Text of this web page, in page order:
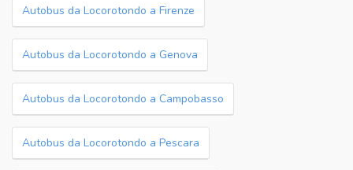
Autobus da Locorotondo a Firenze
Autobus da Locorotondo a Genova
Autobus da Locorotondo a Campobasso
Autobus da Locorotondo a Pescara